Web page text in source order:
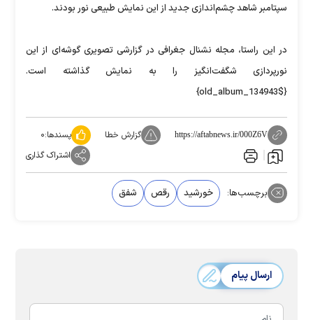
سپتامبر شاهد چشم‌اندازی جدید از این نمایش طبیعی نور بودند.
در این راستا، مجله نشنال جغرافی در گزارشی تصویری گوشه‌ای از این
نورپردازی شگفت‌انگیز را به نمایش گذاشته است.
{$old_album_134943}
https://aftabnews.ir/000Z6V گزارش خطا پسندها:۰
اشتراک گذاری
برچسب‌ها: خورشید رقص شفق
ارسال پیام